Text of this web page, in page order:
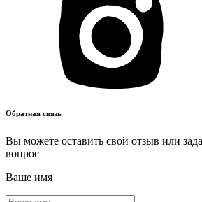
Обратная связь
Вы можете оставить свой отзыв или
вопрос
Ваше имя